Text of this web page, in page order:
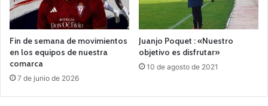
Fin de semana de movimientos
en los equipos de nuestra
comarca
7 de junio de 2026
Juanjo Poquet : «Nuestro
objetivo es disfrutar»
10 de agosto de 2021